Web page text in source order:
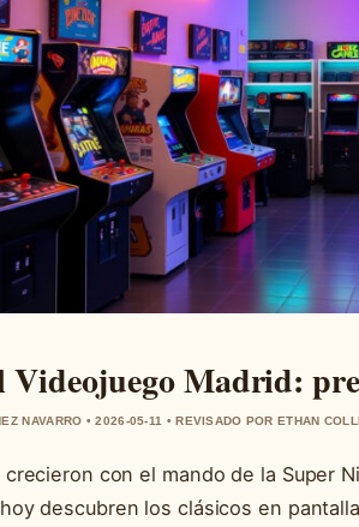
Videojuego Madrid:
NAVARRO • 2026-05-11 • REVISADO POR ETHAN
crecieron con el mando de la Super
descubren los clásicos en